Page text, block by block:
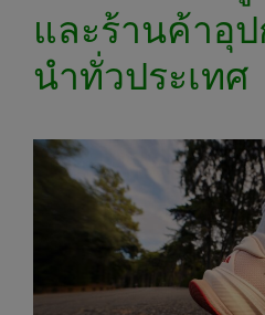
และร้านค้าอุ
นำทั่วประเทศ